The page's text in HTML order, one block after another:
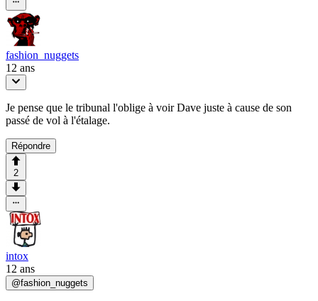
fashion_nuggets
12 ans
Je pense que le tribunal l'oblige à voir Dave juste à cause de son
passé de vol à l'étalage.
Répondre
2
intox
12 ans
@fashion_nuggets